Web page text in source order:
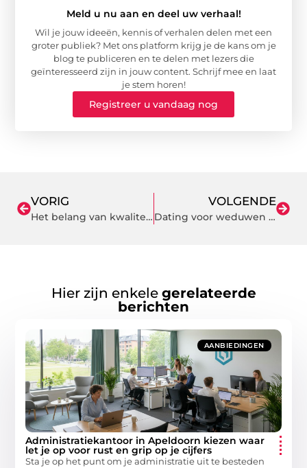
Meld u nu aan en deel uw verhaal!
Wil je jouw ideeën, kennis of verhalen delen met een
groter publiek? Met ons platform krijg je de kans om je
blog te publiceren en te delen met lezers die
geïnteresseerd zijn in jouw content. Schrijf mee en laat
je stem horen!
Registreer u vandaag nog
VORIG
Het belang van kwaliteit dekbedovertrekken voor jouw slaapcomfort
VOLGENDE
Dating voor weduwen en weduwnaars: een nieuwe stap in je leven
Hier zijn enkele gerelateerde
berichten
AANBIEDINGEN
Administratiekantoor in Apeldoorn kiezen waar
let je op voor rust en grip op je cijfers
Sta je op het punt om je administratie uit te besteden